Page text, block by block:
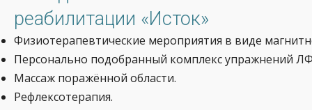
реабилитации «Исток»
Физиотерапевтические мероприятия в виде
Персонально подобранный комплекс упражнений
Массаж поражённой области.
Рефлексотерапия.